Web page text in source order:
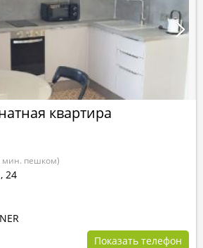
квартира
мин. пешком)
, 24
Показать телефон